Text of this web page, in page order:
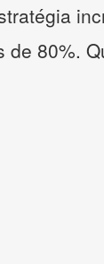
de 80%.